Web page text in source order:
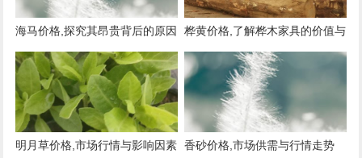
海马价格,探究其昂贵背后的原因
与市场现状
桦黄价格,了解桦木家具的价值与
市场行情
明月草价格,市场行情与影响因素 香砂价格,市场供需与行情走势